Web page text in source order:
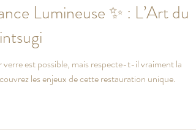
Lumineuse ✨ : L’Art du
verre est possible, mais respecte-t-il vraiment la
les enjeux de cette restauration unique.